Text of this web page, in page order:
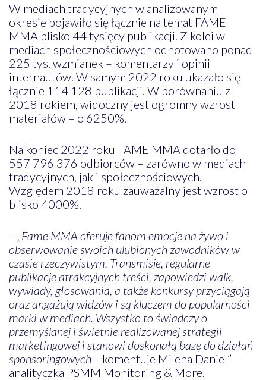
W mediach tradycyjnych w analizowanym
okresie pojawiło się łącznie na temat FAME
MMA blisko 44 tysięcy publikacji. Z kolei w
mediach społecznościowych odnotowano ponad
225 tys. wzmianek – komentarzy i opinii
internautów. W samym 2022 roku ukazało się
łącznie 114 128 publikacji. W porównaniu z
2018 rokiem, widoczny jest ogromny wzrost
materiałów – o 6250%.
Na koniec 2022 roku FAME MMA dotarło do
557 796 376 odbiorców – zarówno w mediach
tradycyjnych, jak i społecznościowych.
Względem 2018 roku zauważalny jest wzrost o
blisko 4000%.
– „Fame MMA oferuje fanom emocje na żywo i
obserwowanie swoich ulubionych zawodników w
czasie rzeczywistym. Transmisje, regularne
publikacje atrakcyjnych treści, zapowiedzi walk,
wywiady, głosowania, a także konkursy przyciągają
oraz angażują widzów i są kluczem do popularności
marki w mediach. Wszystko to świadczy o
przemyślanej i świetnie realizowanej strategii
marketingowej i stanowi doskonałą bazę do działań
sponsoringowych – komentuje Milena Daniel” –
analityczka PSMM Monitoring & More.